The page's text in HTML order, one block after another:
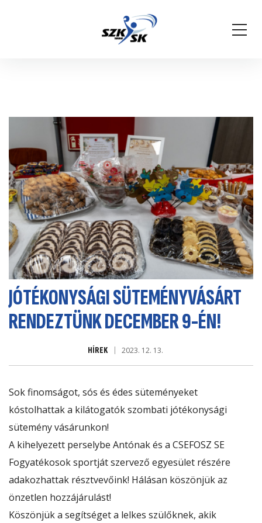
JÓTÉKONYSÁGI SÜTEMÉNYVÁSÁRT
RENDEZTÜNK DECEMBER 9-ÉN!
HÍREK 2023. 12. 13.
Sok finomságot, sós és édes süteményeket
kóstolhattak a kilátogatók szombati jótékonysági
sütemény vásárunkon!
A kihelyezett perselybe Antónak és a CSEFOSZ SE
Fogyatékosok sportját szervező egyesület részére
adakozhattak résztvevőink! Hálásan köszönjük az
önzetlen hozzájárulást!
Köszönjük a segítséget a lelkes szülőknek, akik